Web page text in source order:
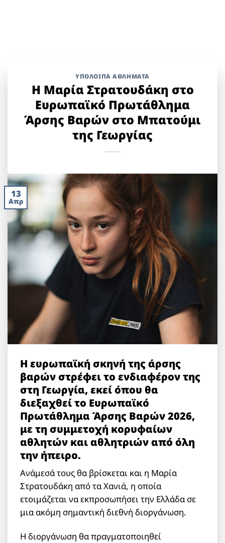
ΥΠΌΛΟΙΠΑ ΑΘΛΉΜΑΤΑ
Η Μαρία Στρατουδάκη στο
Ευρωπαϊκό Πρωτάθλημα
Άρσης Βαρών στο Μπατούμι
της Γεωργίας
13
Απρ
Η ευρωπαϊκή σκηνή της άρσης
βαρών στρέφει το ενδιαφέρον της
στη Γεωργία, εκεί όπου θα
διεξαχθεί το Ευρωπαϊκό
Πρωτάθλημα Άρσης Βαρών 2026,
με τη συμμετοχή κορυφαίων
αθλητών και αθλητριών από όλη
την ήπειρο.
Ανάμεσά τους θα βρίσκεται και η Μαρία
Στρατουδάκη από τα Χανιά, η οποία
ετοιμάζεται να εκπροσωπήσει την Ελλάδα σε
μια ακόμη σημαντική διεθνή διοργάνωση.
Η διοργάνωση θα πραγματοποιηθεί